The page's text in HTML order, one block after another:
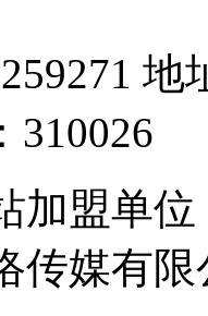
310026
加盟单
传媒有限